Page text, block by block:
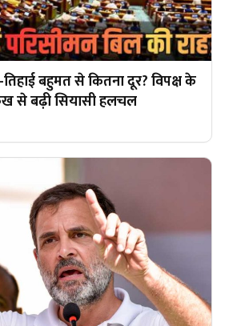
बहुमत से कितना दूर? विपक्ष के
से बढ़ी सियासी हलचल